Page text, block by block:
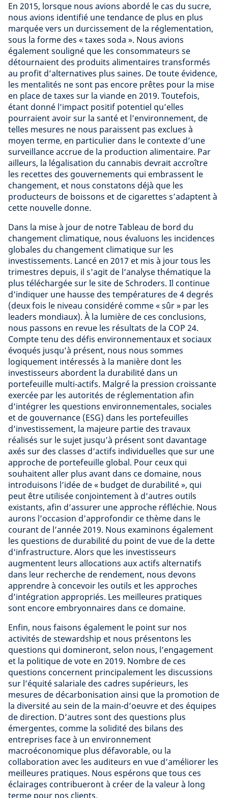
En 2015, lorsque nous avions abordé le cas du sucre,
nous avions identifié une tendance de plus en plus
marquée vers un durcissement de la réglementation,
sous la forme des « taxes soda ». Nous avions
également souligné que les consommateurs se
détournaient des produits alimentaires transformés
au profit d’alternatives plus saines. De toute évidence,
les mentalités ne sont pas encore prêtes pour la mise
en place de taxes sur la viande en 2019. Toutefois,
étant donné l’impact positif potentiel qu’elles
pourraient avoir sur la santé et l’environnement, de
telles mesures ne nous paraissent pas exclues à
moyen terme, en particulier dans le contexte d’une
surveillance accrue de la production alimentaire. Par
ailleurs, la légalisation du cannabis devrait accroître
les recettes des gouvernements qui embrassent le
changement, et nous constatons déjà que les
producteurs de boissons et de cigarettes s’adaptent à
cette nouvelle donne.
Dans la mise à jour de notre Tableau de bord du
changement climatique, nous évaluons les incidences
globales du changement climatique sur les
investissements. Lancé en 2017 et mis à jour tous les
trimestres depuis, il s’agit de l’analyse thématique la
plus téléchargée sur le site de Schroders. Il continue
d’indiquer une hausse des températures de 4 degrés
(deux fois le niveau considéré comme « sûr » par les
leaders mondiaux). À la lumière de ces conclusions,
nous passons en revue les résultats de la COP 24.
Compte tenu des défis environnementaux et sociaux
évoqués jusqu’à présent, nous nous sommes
logiquement intéressés à la manière dont les
investisseurs abordent la durabilité dans un
portefeuille multi-actifs. Malgré la pression croissante
exercée par les autorités de réglementation afin
d’intégrer les questions environnementales, sociales
et de gouvernance (ESG) dans les portefeuilles
d’investissement, la majeure partie des travaux
réalisés sur le sujet jusqu’à présent sont davantage
axés sur des classes d’actifs individuelles que sur une
approche de portefeuille global. Pour ceux qui
souhaitent aller plus avant dans ce domaine, nous
introduisons l’idée de « budget de durabilité », qui
peut être utilisée conjointement à d’autres outils
existants, afin d’assurer une approche réfléchie. Nous
aurons l’occasion d’approfondir ce thème dans le
courant de l’année 2019. Nous examinons également
les questions de durabilité du point de vue de la dette
d'infrastructure. Alors que les investisseurs
augmentent leurs allocations aux actifs alternatifs
dans leur recherche de rendement, nous devons
apprendre à concevoir les outils et les approches
d’intégration appropriés. Les meilleures pratiques
sont encore embryonnaires dans ce domaine.
Enfin, nous faisons également le point sur nos
activités de stewardship et nous présentons les
questions qui domineront, selon nous, l’engagement
et la politique de vote en 2019. Nombre de ces
questions concernent principalement les discussions
sur l’équité salariale des cadres supérieurs, les
mesures de décarbonisation ainsi que la promotion de
la diversité au sein de la main-d’oeuvre et des équipes
de direction. D’autres sont des questions plus
émergentes, comme la solidité des bilans des
entreprises face à un environnement
macroéconomique plus défavorable, ou la
collaboration avec les auditeurs en vue d’améliorer les
meilleures pratiques. Nous espérons que tous ces
éclairages contribueront à créer de la valeur à long
terme pour nos clients.